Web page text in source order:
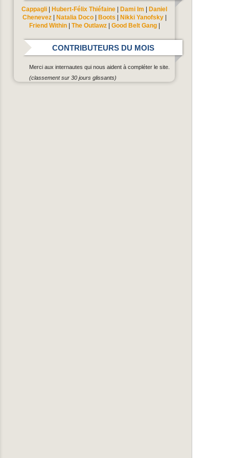
Cappagli Hubert-Félix Thiéfaine Dami Im
Daniel
Chenevez| Natalia Doco| Boots Nikki Yanofsky|
Friend Within| The Outlawz| Good Belt Gang|
CONTRIBUTEURS DU MOIS
Merci aux internautes qui nous aident à compléter le site.
(classement sur 30 jours glissants)